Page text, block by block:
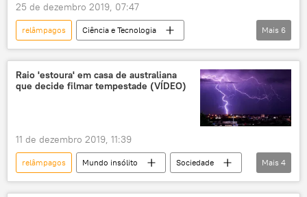
25 de dezembro 2019, 07:47
relâmpagos
Ciência e Tecnologia
Sociedade
Notícias
descarga elétrica
Escócia
descoberta
ilhas
Mais 6
Raio 'estoura' em casa de australiana
que decide filmar tempestade (VÍDEO)
11 de dezembro 2019, 11:39
relâmpagos Mundo insólito
Sociedade
Notícias
Austrália
tempestade
Mais 4